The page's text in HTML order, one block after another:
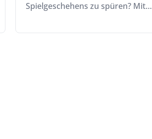
Spielgeschehens zu spüren? Mit…